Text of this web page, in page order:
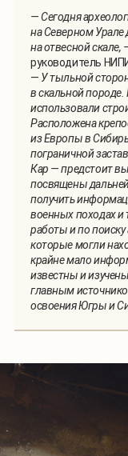
— Сегодня
на Северном Урале
на отвесной скале,
руководитель
— У тыльной
в скальной породе.
использовали
Расположена
из Европы в
пограничной
Кар — предстоит
посвящены
получить
военных походах и
работы и по
которые могли
крайне мало
известны и
главным
освоения Югры и